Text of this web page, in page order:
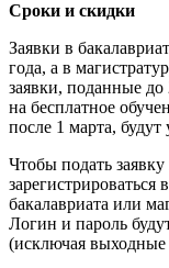
Сроки и скидки
Заявки в
года, а в
заявки, поданные до
на бесплатное
после 1 марта, будут
Чтобы подать
зарегистрироваться
бакалавриата или
Логин и пароль
(исключая выходные